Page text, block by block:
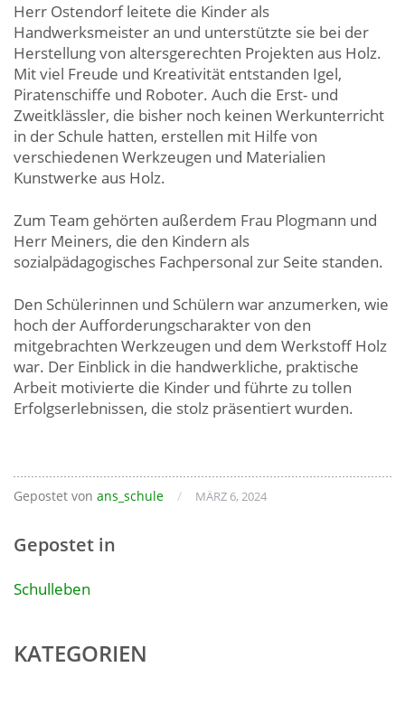
Herr Ostendorf leitete die Kinder als
Handwerksmeister an und unterstützte sie bei der
Herstellung von altersgerechten Projekten aus Holz.
Mit viel Freude und Kreativität entstanden Igel,
Piratenschiffe und Roboter. Auch die Erst- und
Zweitklässler, die bisher noch keinen Werkunterricht
in der Schule hatten, erstellen mit Hilfe von
verschiedenen Werkzeugen und Materialien
Kunstwerke aus Holz.
Zum Team gehörten außerdem Frau Plogmann und
Herr Meiners, die den Kindern als
sozialpädagogisches Fachpersonal zur Seite standen.
Den Schülerinnen und Schülern war anzumerken, wie
hoch der Aufforderungscharakter von den
mitgebrachten Werkzeugen und dem Werkstoff Holz
war. Der Einblick in die handwerkliche, praktische
Arbeit motivierte die Kinder und führte zu tollen
Erfolgserlebnissen, die stolz präsentiert wurden.
Gepostet von ans_schule / MÄRZ 6, 2024
Gepostet in
Schulleben
KATEGORIEN